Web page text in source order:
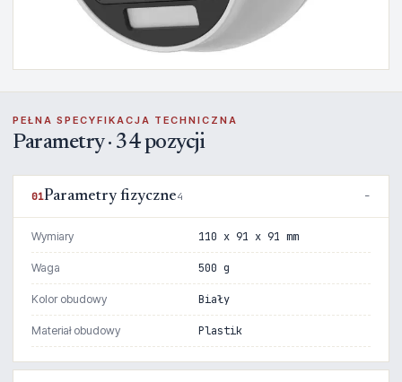
PEŁNA SPECYFIKACJA TECHNICZNA
Parametry · 34 pozycji
01Parametry fizyczne4
Wymiary 110 x 91 x 91 mm
Waga 500 g
Kolor obudowy Biały
Materiał obudowy Plastik